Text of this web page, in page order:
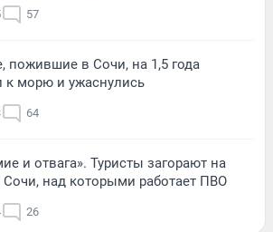
57
пожившие в Сочи, на 1,5 года
к морю и ужаснулись
64
и отвага». Туристы загорают на
Сочи, над которыми работает ПВО
26